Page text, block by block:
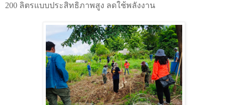
200 ลิตรแบบประสิทธิภาพสูง ลดใช้พลังงาน